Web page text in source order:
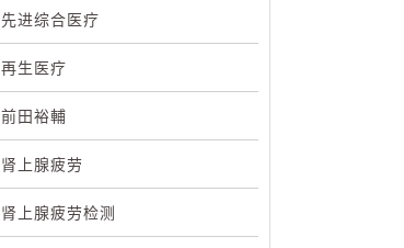
先进综合医疗
再生医疗
前田裕輔
肾上腺疲劳
肾上腺疲劳检测